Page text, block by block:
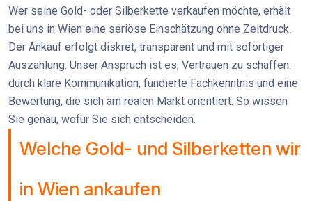
Wer seine Gold- oder Silberkette verkaufen möchte, erhält
bei uns in Wien eine seriöse Einschätzung ohne Zeitdruck.
Der Ankauf erfolgt diskret, transparent und mit sofortiger
Auszahlung. Unser Anspruch ist es, Vertrauen zu schaffen:
durch klare Kommunikation, fundierte Fachkenntnis und eine
Bewertung, die sich am realen Markt orientiert. So wissen
Sie genau, wofür Sie sich entscheiden.
Welche Gold- und Silberketten wir
in Wien ankaufen